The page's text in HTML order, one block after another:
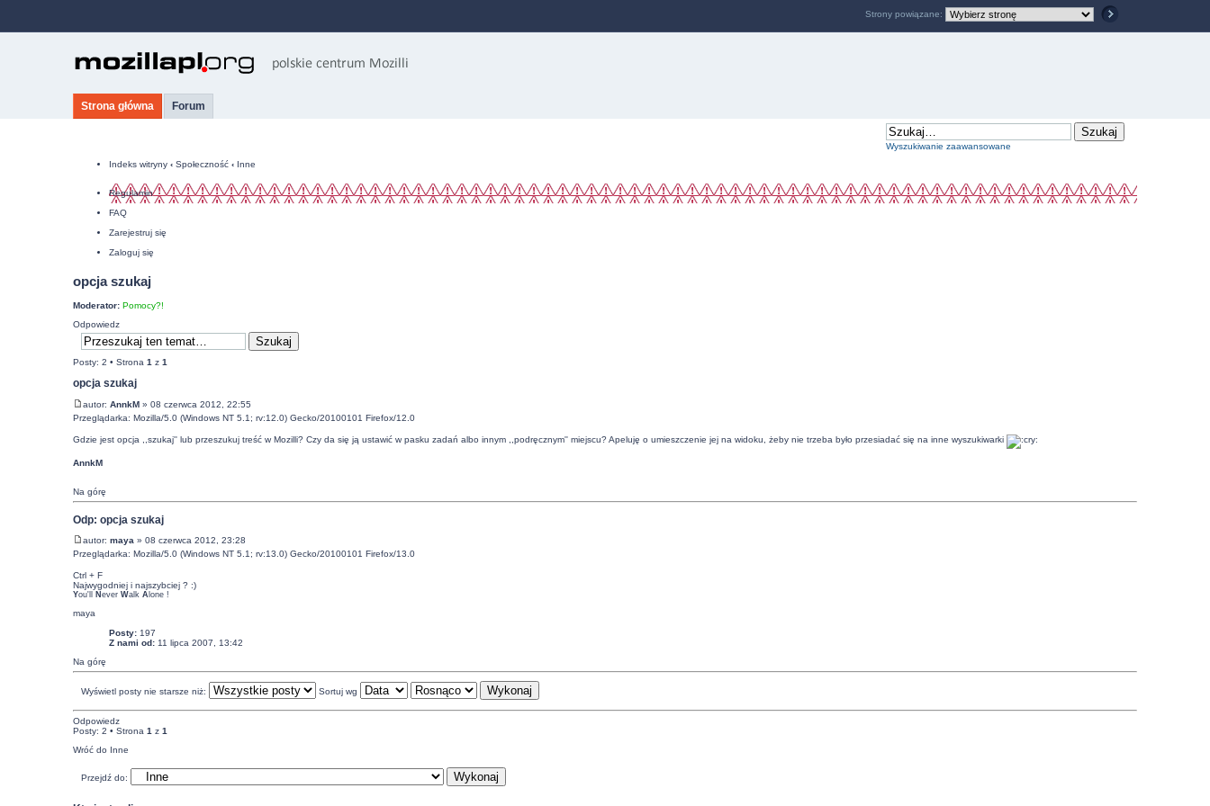
Strona główna Forum
Wyszukiwanie zaawansowane
Indeks witryny ‹ Społeczność ‹ Inne
Regulamin
FAQ
Zarejestruj się
Zaloguj się
opcja szukaj
Moderator: Pomocy?!
Odpowiedz
Posty: 2 • Strona 1 z 1
opcja szukaj
autor: AnnkM» 08 czerwca 2012, 22:55
Przeglądarka: Mozilla/5.0 (Windows NT 5.1; rv:12.0) Gecko/20100101 Firefox/12.0
Gdzie jest opcja ,,szukaj'' lub przeszukuj treść w Mozilli? Czy da się ją ustawić w pasku zadań albo innym ,,podręcznym'' miejscu? Apeluję o umieszczenie jej na widoku, żeby nie trzeba było przesiadać się na inne wyszukiwarki
AnnkM
Na górę
Odp: opcja szukaj
autor: maya» 08 czerwca 2012, 23:28
Przeglądarka: Mozilla/5.0 (Windows NT 5.1; rv:13.0) Gecko/20100101 Firefox/13.0
Ctrl + F
Najwygodniej i najszybciej ? :)
You'll N ever Walk Alone !
maya
Posty:197
Z nami od:11 lipca 2007, 13:42
Na górę
Wyświetl posty nie starsze niż: Sortuj wg
Odpowiedz
Posty: 2 • Strona 1 z 1
Wróć do Inne
Przejdź do:
Strony powiązane: